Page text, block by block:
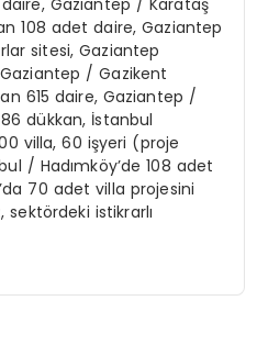
108 adet daire, Gaziantep
sitesi, Gaziantep
/ Gazikent
615 daire, Gaziantep /
dükkan, İstanbul
villa, 60 işyeri (proje
/ Hadımköy’de 108 adet
70 adet villa projesini
istikrarlı